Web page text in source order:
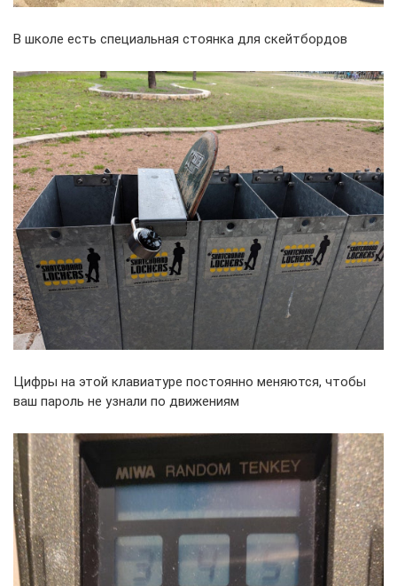
В школе есть специальная стоянка для скейтбордов
Цифры на этой клавиатуре постоянно меняются, чтобы
ваш пароль не узнали по движениям